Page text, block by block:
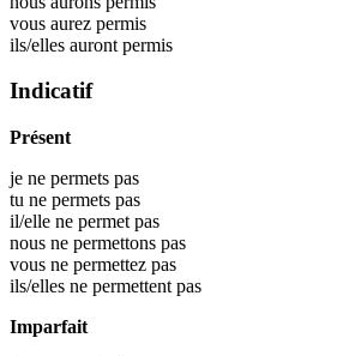
vous aurez permis
ils/elles auront permis
Indicatif
Présent
je ne permets pas
tu ne permets pas
il/elle ne permet pas
nous ne permettons pas
vous ne permettez pas
ils/elles ne permettent pas
Imparfait